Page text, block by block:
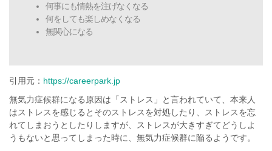
何事にも情熱を注げなくなる
何をしても楽しめなくなる
無関心になる
引用元： https://careerpark.jp
無気力症候群になる原因は「ストレス」と言われていて、本来人
はストレスを感じるとそのストレスを対処したり、ストレスを忘
れてしまおうとしたりしますが、ストレスが大きすぎてどうしよ
うもないと思ってしまった時に、無気力症候群に陥るようです。